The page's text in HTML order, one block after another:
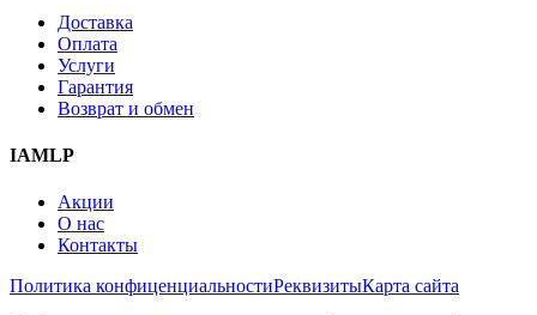
Доставка
Оплата
Услуги
Гарантия
Возврат и обмен
IAMLP
Акции
О нас
Контакты
Политика конфиценциальностиРеквизитыКарта сайта